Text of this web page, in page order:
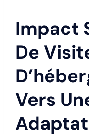
Impact
De
Vers